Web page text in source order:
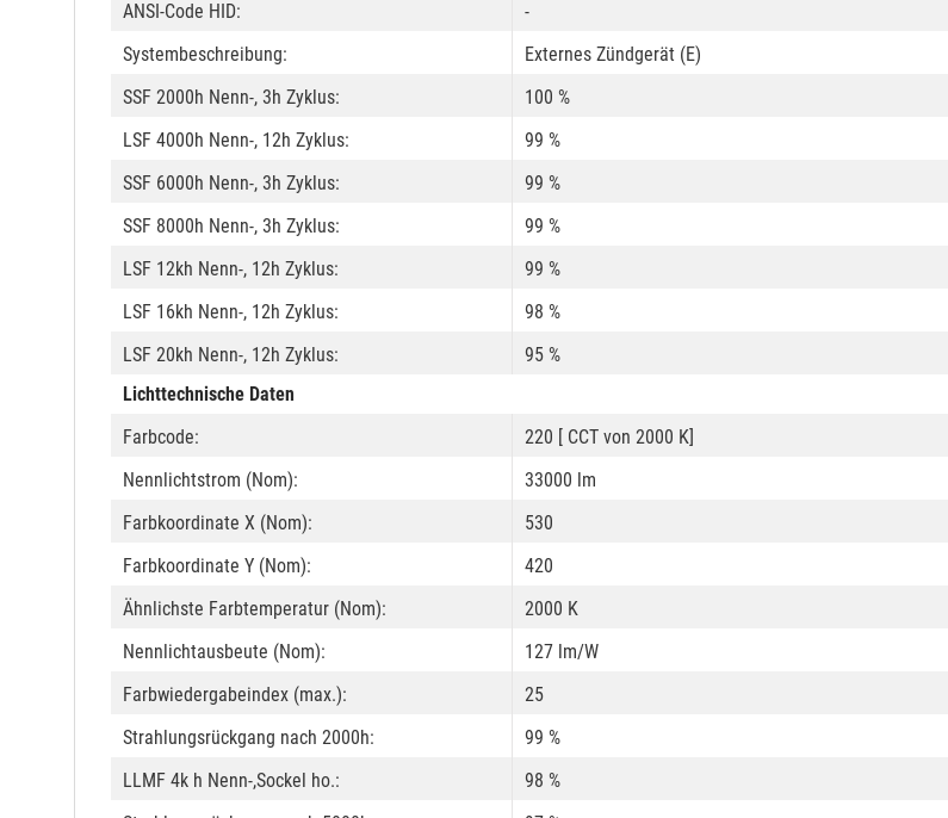
ANSI-Code HID:
-
Systembeschreibung:
Externes Zündgerät (E)
SSF 2000h Nenn-, 3h Zyklus:
100 %
LSF 4000h Nenn-, 12h Zyklus:
99 %
SSF 6000h Nenn-, 3h Zyklus:
99 %
SSF 8000h Nenn-, 3h Zyklus:
99 %
LSF 12kh Nenn-, 12h Zyklus:
99 %
LSF 16kh Nenn-, 12h Zyklus:
98 %
LSF 20kh Nenn-, 12h Zyklus:
95 %
Lichttechnische Daten
Farbcode:
220 [ CCT von 2000 K]
Nennlichtstrom (Nom):
33000 lm
Farbkoordinate X (Nom):
530
Farbkoordinate Y (Nom):
420
Ähnlichste Farbtemperatur (Nom):
2000 K
Nennlichtausbeute (Nom):
127 lm/W
Farbwiedergabeindex (max.):
25
Strahlungsrückgang nach 2000h:
99 %
LLMF 4k h Nenn-,Sockel ho.:
98 %